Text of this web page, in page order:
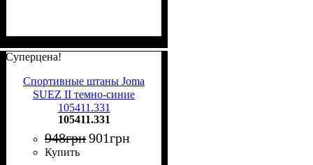
Суперцена!
Спортивные штаны Joma
SUEZ II темно-синие
105411.331
105411.331
948грн901грн
Купить